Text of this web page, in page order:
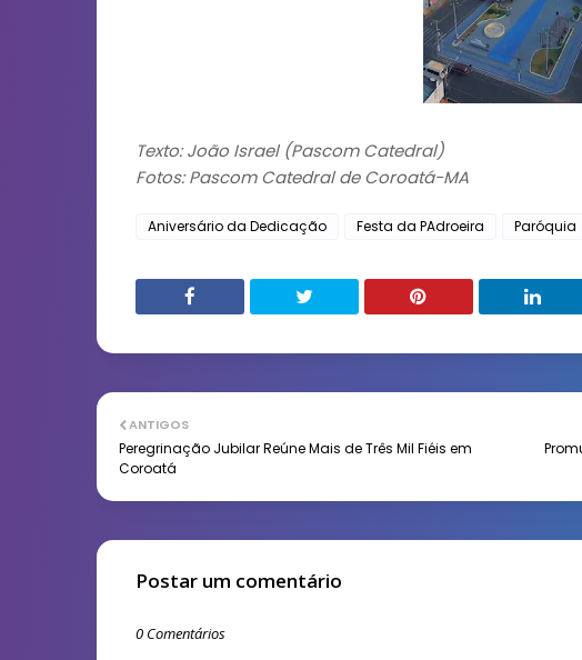
Texto: João Israel (Pascom Catedral)
Fotos: Pascom Catedral de Coroatá-MA
Aniversário da Dedicação Festa da PAdroeira Paróquia
ANTIGOS
Peregrinação Jubilar Reúne Mais de Três Mil Fiéis em
Coroatá
Postar um comentário
0 Comentários